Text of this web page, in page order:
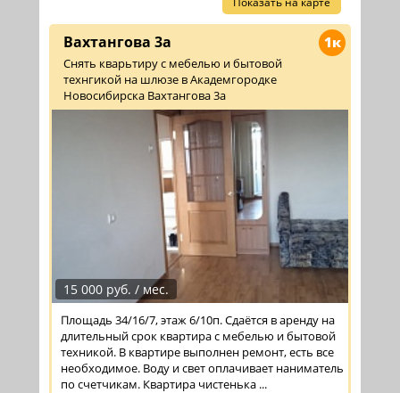
1к
Вахтангова 3а
Снять кварьтиру с мебелью и бытовой
технгикой на шлюзе в Академгородке
Новосибирска Вахтангова 3а
15 000 руб. / мес.
Площадь 34/16/7, этаж 6/10п. Сдаётся в аренду на
длительный срок квартира с мебелью и бытовой
техникой. В квартире выполнен ремонт, есть все
необходимое. Воду и свет оплачивает наниматель
по счетчикам. Квартира чистенька ...